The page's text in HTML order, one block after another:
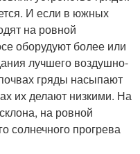
Грядки в бочках
Огурцов с небольшой
грядки
И если в южных
на ровной
оборудуют более или
лучшего воздушно-
гряды насыпают
их делают низкими. На
на ровной
солнечного прогрева